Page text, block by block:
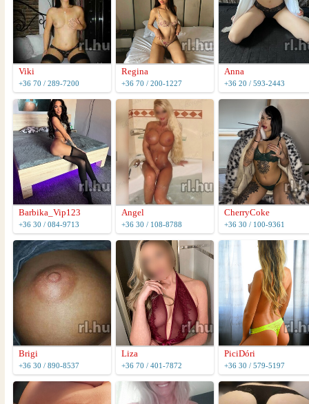
Viki
+36 70 / 289-7200
Regina
+36 70 / 200-1227
Anna
+36 20 / 593-2443
Barbika_Vip123
+36 30 / 084-9713
Angel
+36 30 / 108-8788
CherryCoke
+36 30 / 100-9361
Brigi
+36 30 / 890-8537
Liza
+36 70 / 401-7872
PiciDóri
+36 30 / 579-5197